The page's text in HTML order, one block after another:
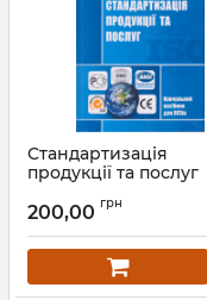
Стандартизація
продукції та послуг
200,00 грн